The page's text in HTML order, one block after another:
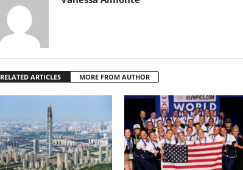
RELATED ARTICLES MORE FROM AUTHOR